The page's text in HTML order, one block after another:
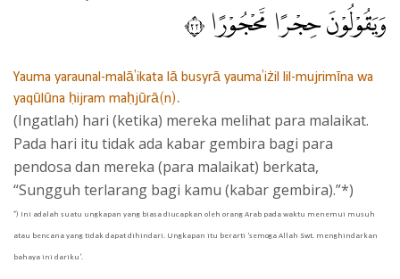
وَيَقُوْلُوْنَ حِجْرًا مَّحْجُوْرًا ٢٢
Yauma yaraunal-malā'ikata lā busyrā yauma'iżil lil-mujrimīna wa
yaqūlūna ḥijram maḥjūrā(n).
(Ingatlah) hari (ketika) mereka melihat para malaikat.
Pada hari itu tidak ada kabar gembira bagi para
pendosa dan mereka (para malaikat) berkata,
“Sungguh terlarang bagi kamu (kabar gembira).”*)
*) Ini adalah suatu ungkapan yang biasa diucapkan oleh orang Arab pada waktu menemui musuh
atau bencana yang tidak dapat dihindari. Ungkapan itu berarti ‘semoga Allah Swt. menghindarkan
bahaya ini dariku’.